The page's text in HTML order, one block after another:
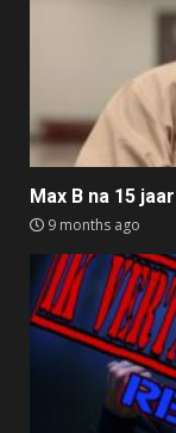
Max B na 15
9 months ago